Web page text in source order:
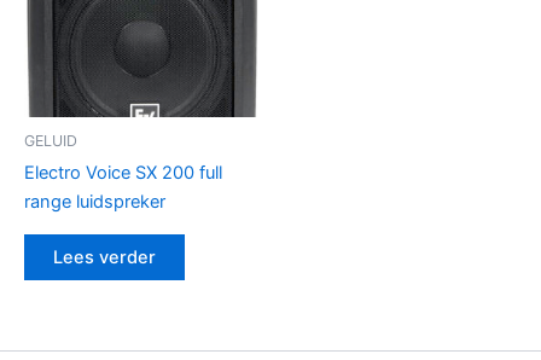
GELUID
Electro Voice SX 200 full
range luidspreker
Lees verder